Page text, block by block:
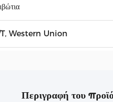
T, Western Union
Περιγραφή του